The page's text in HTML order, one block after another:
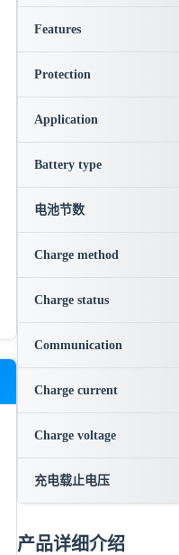
Features
Protection
Application
Battery type
电池节数
Charge method
Charge status
Communication
Charge current
Charge voltage
充电载止电压
产品详细介绍